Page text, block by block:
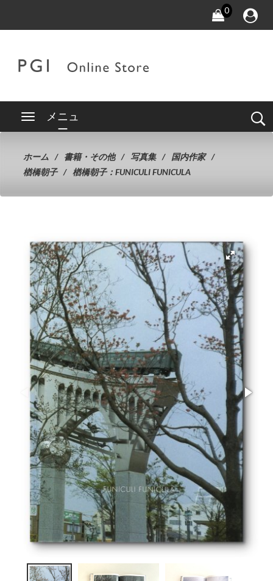
0
メニュ
ー
ホーム 書籍・その他 写真集
国内作家
楢橋朝子
楢橋朝子：FUNICULI FUNICULA